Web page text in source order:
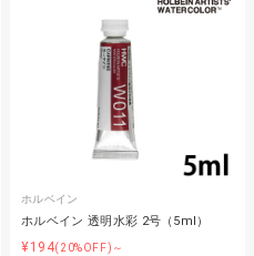
ホルベイン
ホルベイン 透明水彩 2号（5ml）
¥194(20%OFF)～